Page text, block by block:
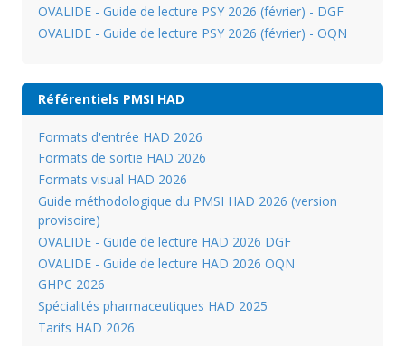
OVALIDE - Guide de lecture PSY 2026 (février) - DGF
OVALIDE - Guide de lecture PSY 2026 (février) - OQN
Référentiels PMSI HAD
Formats d'entrée HAD 2026
Formats de sortie HAD 2026
Formats visual HAD 2026
Guide méthodologique du PMSI HAD 2026 (version
provisoire)
OVALIDE - Guide de lecture HAD 2026 DGF
OVALIDE - Guide de lecture HAD 2026 OQN
GHPC 2026
Spécialités pharmaceutiques HAD 2025
Tarifs HAD 2026